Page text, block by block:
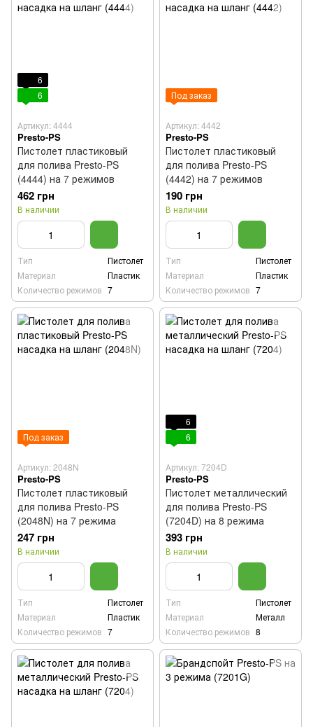
6
6
Артикул: 4444
Presto-PS
Пистолет пластиковый
для полива Presto-PS
(4444) на 7 режимов
462 грн
В наличии
Тип
Пистолет
Материал
Пластик
Количество режимов 7
Под заказ
Артикул: 4442
Presto-PS
Пистолет пластиковый
для полива Presto-PS
(4442) на 7 режимов
190 грн
В наличии
Тип
Пистолет
Материал
Пластик
Количество режимов 7
Под заказ
Артикул: 2048N
Presto-PS
Пистолет пластиковый
для полива Presto-PS
(2048N) на 7 режима
247 грн
В наличии
Тип
Пистолет
Материал
Пластик
Количество режимов 7
6
6
Артикул: 7204D
Presto-PS
Пистолет металлический
для полива Presto-PS
(7204D) на 8 режима
393 грн
В наличии
Тип
Пистолет
Материал
Металл
Количество режимов 8